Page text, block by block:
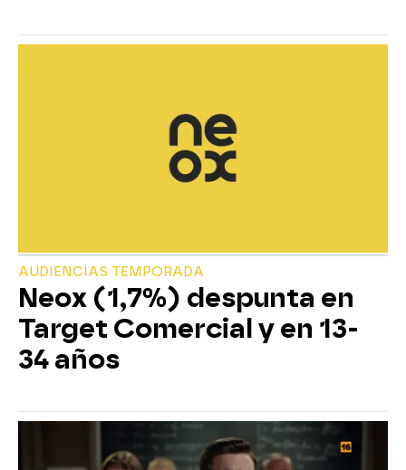
AUDIENCIAS TEMPORADA
Neox (1,7%) despunta en
Target Comercial y en 13-
34 años